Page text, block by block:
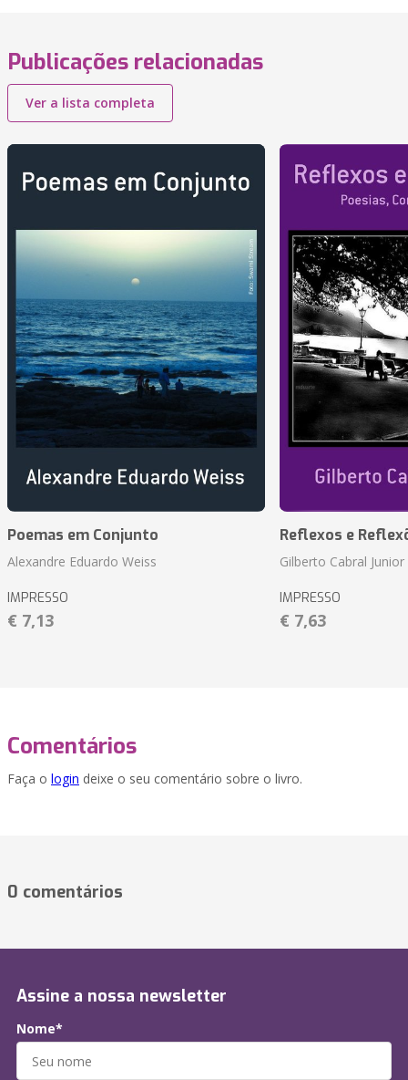
Publicações relacionadas
Ver a lista completa
Poemas em Conjunto
Alexandre Eduardo Weiss
IMPRESSO
€ 7,13
Reflexos e
Gilberto Cabral Junior
IMPRESSO
€ 7,63
Comentários
Faça o login deixe o seu comentário sobre o livro.
0 comentários
Assine a nossa newsletter
Nome*